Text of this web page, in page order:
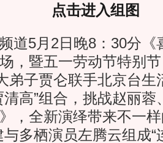
点击进入组图
5月2日晚8：30分《
，暨五一劳动节特别
弟子贾仑联手北京台
清高”组合，挑战赵丽
，全新演绎带来不一
与多栖演员左腾云组成“